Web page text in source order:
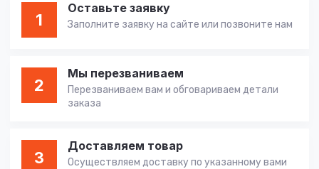
1
Оставьте заявку
Заполните заявку на сайте или позвоните нам
2
Мы перезваниваем
Перезваниваем вам и обговариваем детали
заказа
3
Доставляем товар
Осуществляем доставку по указанному вами